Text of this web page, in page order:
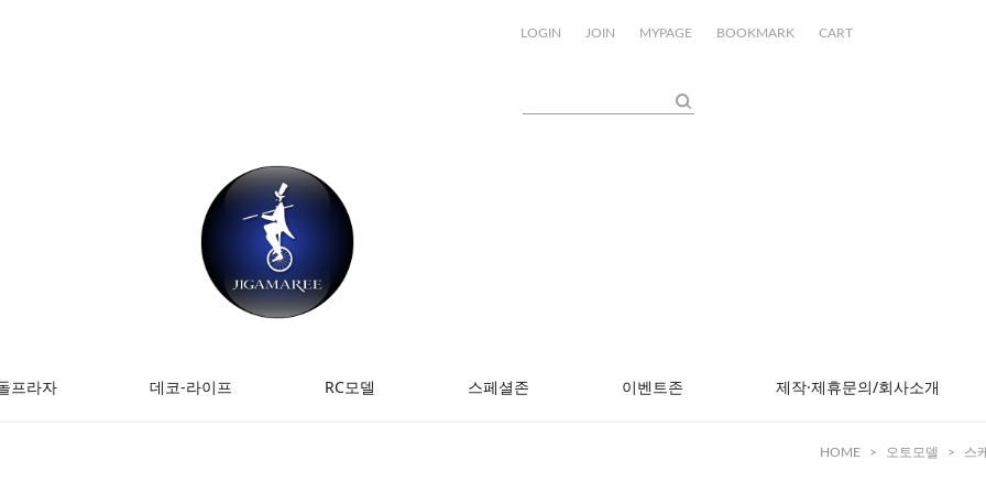
LOGIN JOIN MYPAGE BOOKMARK CART
프라자 데코-라이프 RC모델 스페셜존 이벤트존 제작·제휴문의/회사소개
HOME > 오토모델 > 스